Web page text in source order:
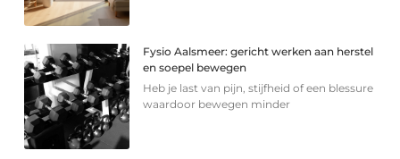
Fysio Aalsmeer: gericht werken aan herstel
en soepel bewegen
Heb je last van pijn, stijfheid of een blessure
waardoor bewegen minder